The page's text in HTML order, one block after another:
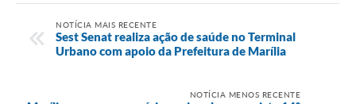
NOTÍCIA MAIS RECENTE
Sest Senat realiza ação de saúde no Terminal
Urbano com apoio da Prefeitura de Marília
NOTÍCIA MENOS RECENTE